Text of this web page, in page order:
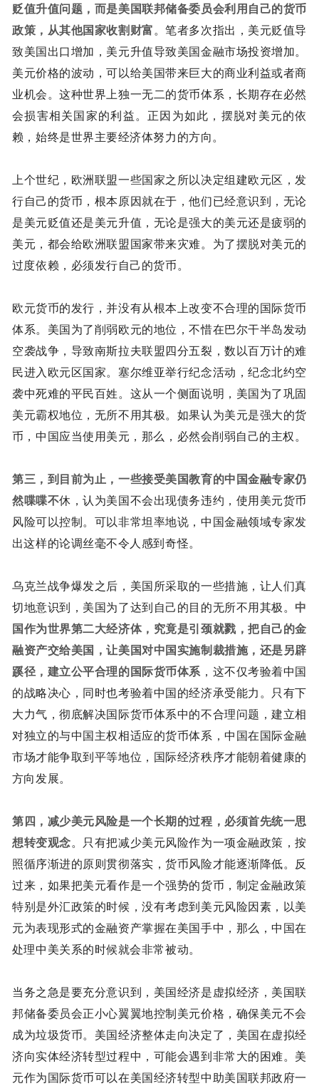
贬值升值问题，而是美国联邦储备委员会利用自己的货币
政策，从其他国家收割财富。笔者多次指出，美元贬值导
致美国出口增加，美元升值导致美国金融市场投资增加。
美元价格的波动，可以给美国带来巨大的商业利益或者商
业机会。这种世界上独一无二的货币体系，长期存在必然
会损害相关国家的利益。正因为如此，摆脱对美元的依
赖，始终是世界主要经济体努力的方向。
上个世纪，欧洲联盟一些国家之所以决定组建欧元区，发
行自己的货币，根本原因就在于，他们已经意识到，无论
是美元贬值还是美元升值，无论是强大的美元还是疲弱的
美元，都会给欧洲联盟国家带来灾难。为了摆脱对美元的
过度依赖，必须发行自己的货币。
欧元货币的发行，并没有从根本上改变不合理的国际货币
体系。美国为了削弱欧元的地位，不惜在巴尔干半岛发动
空袭战争，导致南斯拉夫联盟四分五裂，数以百万计的难
民进入欧元区国家。塞尔维亚举行纪念活动，纪念北约空
袭中死难的平民百姓。这从一个侧面说明，美国为了巩固
美元霸权地位，无所不用其极。如果认为美元是强大的货
币，中国应当使用美元，那么，必然会削弱自己的主权。
第三， 到目前为止，一些接受美国教育的中国金融专家仍
然喋喋不休，认为美国不会出现债务违约，使用美元货币
风险可以控制。可以非常坦率地说，中国金融领域专家发
出这样的论调丝毫不令人感到奇怪。
乌克兰战争爆发之后，美国所采取的一些措施，让人们真
切地意识到，美国为了达到自己的目的无所不用其极。 中
国作为世界第二大经济体，究竟是引颈就戮，把自己的金
融资产交给美国，让美国对中国实施制裁措施，还是另辟
蹊径，建立公平合理的国际货币体系，这不仅考验着中国
的战略决心，同时也考验着中国的经济承受能力。只有下
大力气，彻底解决国际货币体系中的不合理问题，建立相
对独立的与中国主权相适应的货币体系，中国在国际金融
市场才能争取到平等地位，国际经济秩序才能朝着健康的
方向发展。
第四， 减少美元风险是一个长期的过程，必须首先统一思
想转变观念。只有把减少美元风险作为一项金融政策，按
照循序渐进的原则贯彻落实，货币风险才能逐渐降低。反
过来，如果把美元看作是一个强势的货币，制定金融政策
特别是外汇政策的时候，没有考虑到美元风险因素，以美
元为表现形式的金融资产掌握在美国手中，那么，中国在
处理中美关系的时候就会非常被动。
当务之急是要充分意识到，美国经济是虚拟经济，美国联
邦储备委员会正小心翼翼地控制美元价格，确保美元不会
成为垃圾货币。美国经济整体走向决定了，美国在虚拟经
济向实体经济转型过程中，可能会遇到非常大的困难。美
元作为国际货币可以在美国经济转型中助美国联邦政府一